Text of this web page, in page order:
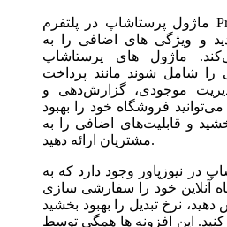
ماژول‌ پرستاشاپ در پلتفرم PrestaShop به ابزارهایی گفته
و ویژگی های اضافی را به
ماژول های پرستاشاپ
را شامل شوند مانند پرداخت
موجودی، گزارش‌دهی و
فروشگاه خود را بهبود
و قابلیت‌های اضافی را به
مشتریان ارائه دهید.
در نیوزپاور وجود دارد که به
آنلاین خود را سفارشی سازی
نرخ تبدیل را بهبود بخشید
کنید. این افزونه ها همگی توسط